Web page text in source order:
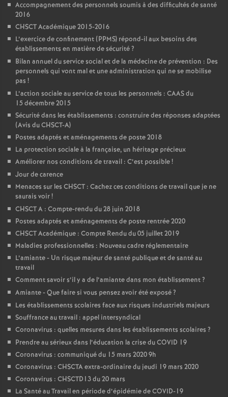
Accompagnement des personnels soumis à des difficultés de santé
2016
CHSCT Académique 2015-2016
L’exercice de confinement (PPMS) répond-il aux besoins des
établissements en matière de sécurité?
Bilan annuel du service social et de la médecine de prévention : Des
personnels qui vont mal et une administration qui ne se mobilise
pas !
L’action sociale au service de tous les personnels : CAAS du
15 décembre 2015
Sécurité dans les établissements : construire des réponses adaptées
(Avis du CHSCT-A)
Postes adaptés et aménagements de poste 2018
La protection sociale à la française, un héritage précieux
Améliorer nos conditions de travail : C’est possible!
Jour de carence
Menaces sur les CHSCT : Cachez ces conditions de travail que je ne
saurais voir!
CHSCT A : Compte-rendu du 28 juin 2018
Postes adaptés et aménagements de poste rentrée 2020
CHSCT Académique : Compte Rendu du 05 juillet 2019
Maladies professionnelles : Nouveau cadre réglementaire
L’amiante - Un risque majeur de santé publique et de santé au
travail
Comment savoir s’il y a de l’amiante dans mon établissement?
Amiante - Que faire si vous pensez avoir été exposé?
Les établissements scolaires face aux risques industriels majeurs
Souffrance au travail : appel intersyndical
Coronavirus : quelles mesures dans les établissements scolaires ?
Prendre au sérieux dans l’éducation la crise du COVID 19
Coronavirus : communiqué du 15 mars 2020 9h
Coronavirus : CHSCTA extra-ordinaire du jeudi 19 mars 2020
Coronavirus : CHSCTD13 du 20 mars
La Santé au Travail en période d’épidémie de COVID-19